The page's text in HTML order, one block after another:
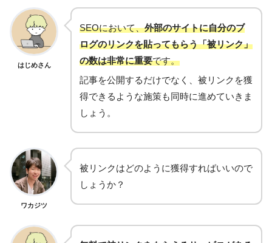
はじめさん
SEOにおいて、外部のサイトに自分のブ
ログのリンクを貼ってもらう「被リンク」
の数は非常に重要です。
記事を公開するだけでなく、被リンクを獲
得できるような施策も同時に進めていきま
しょう。
ワカジツ
被リンクはどのように獲得すればいいので
しょうか？